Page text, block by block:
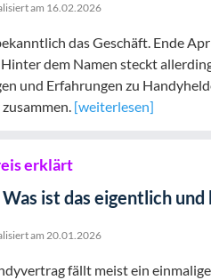
am 16.02.2026
das Geschäft. Ende
dem Namen steckt
und Erfahrungen zu
[weiterlesen]
erklärt
ist das eigentlich und
am20.01.2026
fällt meist ein